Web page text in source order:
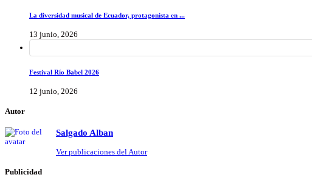
La diversidad musical de Ecuador, protagonista en ...
13 junio, 2026
Festival Río Babel 2026
12 junio, 2026
Autor
Salgado Alban
Ver publicaciones del Autor
Publicidad